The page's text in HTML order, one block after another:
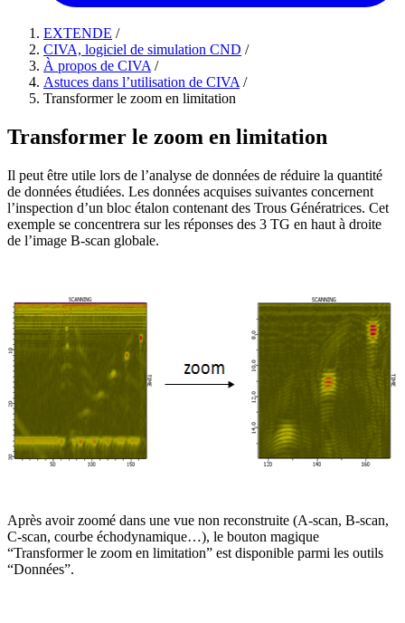
EXTENDE /
CIVA, logiciel de simulation CND /
À propos de CIVA /
Astuces dans l’utilisation de CIVA /
Transformer le zoom en limitation
Transformer le zoom en limitation
Il peut être utile lors de l’analyse de données de réduire la quantité
de données étudiées. Les données acquises suivantes concernent
l’inspection d’un bloc étalon contenant des Trous Génératrices. Cet
exemple se concentrera sur les réponses des 3 TG en haut à droite
de l’image B-scan globale.
Après avoir zoomé dans une vue non reconstruite (A-scan, B-scan,
C-scan, courbe échodynamique…), le bouton magique
“Transformer le zoom en limitation” est disponible parmi les outils
“Données”.